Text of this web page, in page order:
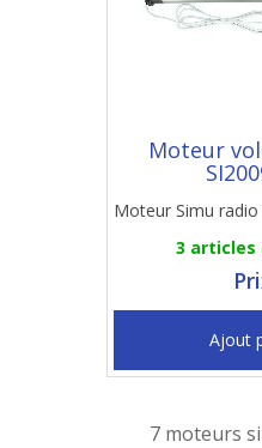
Moteur
Moteur Simu
3 articles
Ajout
7 moteurs